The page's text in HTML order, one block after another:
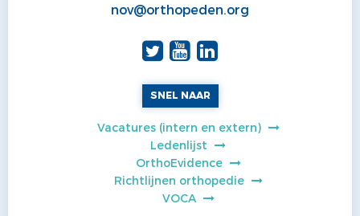
nov@orthopeden.org
SNEL NAAR
Vacatures (intern en extern)
Ledenlijst
OrthoEvidence
Richtlijnen orthopedie
VOCA